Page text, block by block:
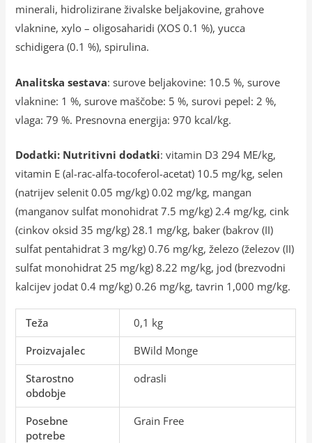
minerali, hidrolizirane živalske beljakovine, grahove
vlaknine, xylo – oligosaharidi (XOS 0.1 %), yucca
schidigera (0.1 %), spirulina.
Analitska sestava: surove beljakovine: 10.5 %, surove
vlaknine: 1 %, surove maščobe: 5 %, surovi pepel: 2 %,
vlaga: 79 %. Presnovna energija: 970 kcal/kg.
Dodatki: Nutritivni dodatki: vitamin D3 294 ME/kg,
vitamin E (al-rac-alfa-tocoferol-acetat) 10.5 mg/kg, selen
(natrijev selenit 0.05 mg/kg) 0.02 mg/kg, mangan
(manganov sulfat monohidrat 7.5 mg/kg) 2.4 mg/kg, cink
(cinkov oksid 35 mg/kg) 28.1 mg/kg, baker (bakrov (II)
sulfat pentahidrat 3 mg/kg) 0.76 mg/kg, železo (železov (II)
sulfat monohidrat 25 mg/kg) 8.22 mg/kg, jod (brezvodni
kalcijev jodat 0.4 mg/kg) 0.26 mg/kg, tavrin 1,000 mg/kg.
Teža
0,1 kg
Proizvajalec
BWild Monge
Starostno
obdobje
odrasli
Posebne
potrebe
Grain Free